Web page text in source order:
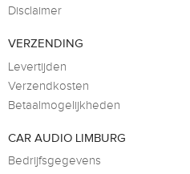
Disclaimer
VERZENDING
Levertijden
Verzendkosten
Betaalmogelijkheden
CAR AUDIO LIMBURG
Bedrijfsgegevens